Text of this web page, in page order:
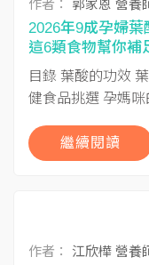
作者： 郭家恩 營養
2026年9成孕婦
這6類食物幫你補
目錄 葉酸的功效
健食品挑選 孕媽
繼續閱讀
作者： 江欣樺 營養